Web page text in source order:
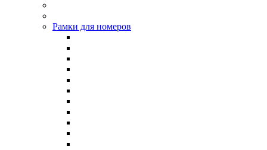
Рамки для номеров